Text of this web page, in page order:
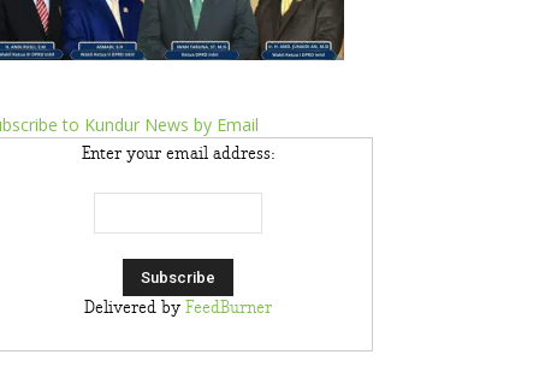
to Kundur News by Email
Enter your email address:
Delivered by FeedBurner